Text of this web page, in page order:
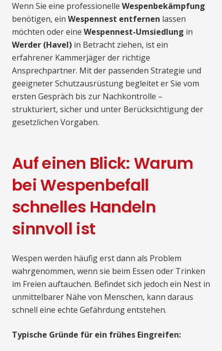
Wenn Sie eine professionelle Wespenbekämpfung
benötigen, ein Wespennest entfernen lassen
möchten oder eine Wespennest-Umsiedlung in
Werder (Havel) in Betracht ziehen, ist ein
erfahrener Kammerjäger der richtige
Ansprechpartner. Mit der passenden Strategie und
geeigneter Schutzausrüstung begleitet er Sie vom
ersten Gespräch bis zur Nachkontrolle –
strukturiert, sicher und unter Berücksichtigung der
gesetzlichen Vorgaben.
Auf einen Blick: Warum
bei Wespenbefall
schnelles Handeln
sinnvoll ist
Wespen werden häufig erst dann als Problem
wahrgenommen, wenn sie beim Essen oder Trinken
im Freien auftauchen. Befindet sich jedoch ein Nest in
unmittelbarer Nähe von Menschen, kann daraus
schnell eine echte Gefährdung entstehen.
Typische Gründe für ein frühes Eingreifen: